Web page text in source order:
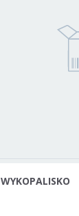
WYKOPALISKO